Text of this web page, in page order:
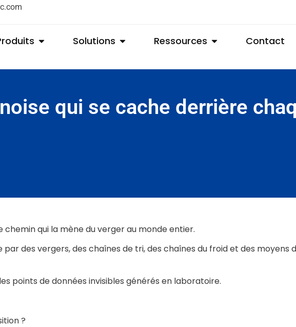
Solutions Ressources Contact
qui se cache derrière
qui la mène du verger au monde entier.
par des vergers, des chaînes de tri, des chaînes du froid et des moyens
points de données invisibles générés en laboratoire.
?